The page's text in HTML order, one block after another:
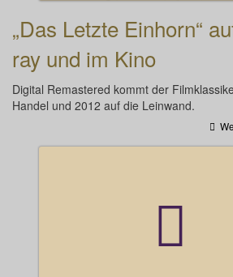
„Das Letzte Einhorn“
ray und im Kino
Digital Remastered kommt der
Handel und 2012 auf die Leinwand.